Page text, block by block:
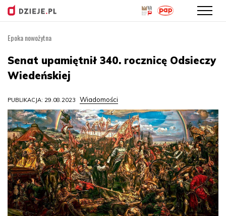
treści
Epoka nowożytna
Senat upamiętnił 340. rocznicę Odsieczy
Wiedeńskiej
PUBLIKACJA: 29.08.2023 Wiadomości